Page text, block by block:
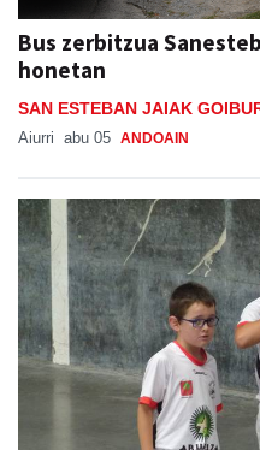
Bus zerbitzua
honetan
SAN ESTEBAN JAIAK
Aiurri abu 05 ANDOAIN